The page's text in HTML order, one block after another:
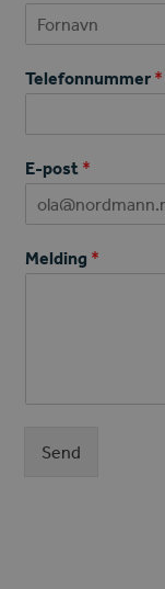
Telefonnummer *
E-post *
Melding *
Send